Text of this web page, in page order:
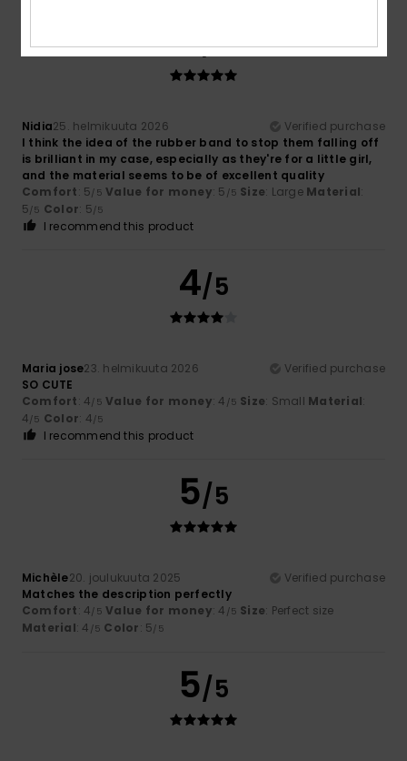
5/5
Nidia25. helmikuuta 2026
Verified purchase
I think the idea of the rubber band to stop them falling off
is brilliant in my case, especially as they're for a little girl,
and the material seems to be of excellent quality
Comfort: 5/5 Value for money: 5 /5 Size: Large Material:
5/5 Color: 5/5
I recommend this product
4/5
Maria jose23. helmikuuta 2026
Verified purchase
SO CUTE
Comfort: 4/5 Value for money: 4 /5 Size: Small Material:
4/5 Color: 4/5
I recommend this product
5/5
Michèle20. joulukuuta 2025
Verified purchase
Matches the description perfectly
Comfort: 4/5 Value for money: 4 /5 Size: Perfect size
Material: 4 /5 Color: 5/5
5/5